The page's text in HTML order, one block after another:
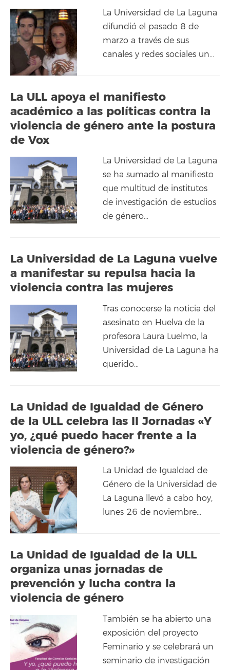
La Universidad de La Laguna
difundió el pasado 8 de
marzo a través de sus
canales y redes sociales un…
La ULL apoya el manifiesto
académico a las políticas contra la
violencia de género ante la postura
de Vox
La Universidad de La Laguna
se ha sumado al manifiesto
que multitud de institutos
de investigación de estudios
de género…
La Universidad de La Laguna vuelve
a manifestar su repulsa hacia la
violencia contra las mujeres
Tras conocerse la noticia del
asesinato en Huelva de la
profesora Laura Luelmo, la
Universidad de La Laguna ha
querido…
La Unidad de Igualdad de Género
de la ULL celebra las II Jornadas «Y
yo, ¿qué puedo hacer frente a la
violencia de género?»
La Unidad de Igualdad de
Género de la Universidad de
La Laguna llevó a cabo hoy,
lunes 26 de noviembre…
La Unidad de Igualdad de la ULL
organiza unas jornadas de
prevención y lucha contra la
violencia de género
También se ha abierto una
exposición del proyecto
Feminario y se celebrará un
seminario de investigación